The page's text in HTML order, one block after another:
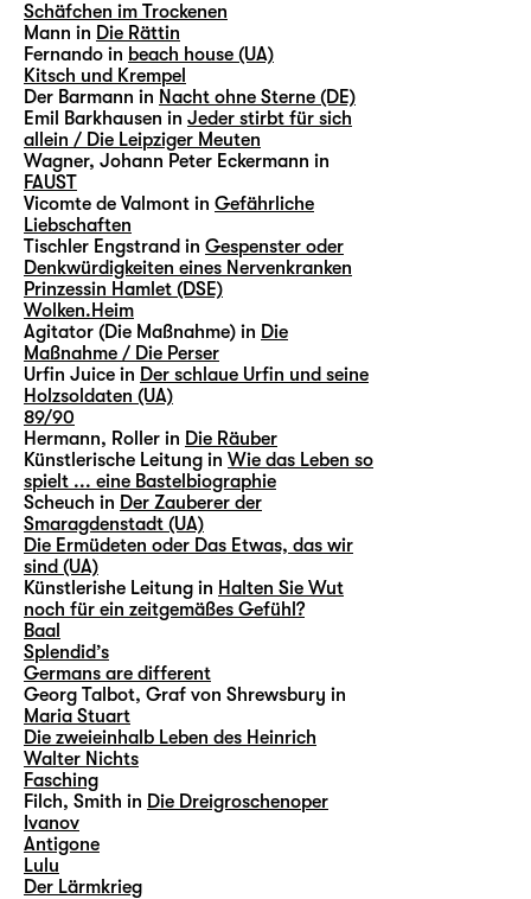
Schäfchen im Trockenen
Mann in Die Rättin
Fernando in beach house (UA)
Kitsch und Krempel
Der Barmann in Nacht ohne Sterne (DE)
Emil Barkhausen in Jeder stirbt für sich
allein / Die Leipziger Meuten
Wagner, Johann Peter Eckermann in
FAUST
Vicomte de Valmont in Gefährliche
Liebschaften
Tischler Engstrand in Gespenster oder
Denkwürdigkeiten eines Nervenkranken
Prinzessin Hamlet (DSE)
Wolken.Heim
Agitator (Die Maßnahme) in Die
Maßnahme / Die Perser
Urfin Juice in Der schlaue Urfin und seine
Holzsoldaten (UA)
89/90
Hermann, Roller in Die Räuber
Künstlerische Leitung in Wie das Leben so
spielt ... eine Bastelbiographie
Scheuch in Der Zauberer der
Smaragdenstadt (UA)
Die Ermüdeten oder Das Etwas, das wir
sind (UA)
Künstlerishe Leitung in Halten Sie Wut
noch für ein zeitgemäßes Gefühl?
Baal
Splendid’s
Germans are different
Georg Talbot, Graf von Shrewsbury in
Maria Stuart
Die zweieinhalb Leben des Heinrich
Walter Nichts
Fasching
Filch, Smith in Die Dreigroschenoper
Ivanov
Antigone
Lulu
Der Lärmkrieg